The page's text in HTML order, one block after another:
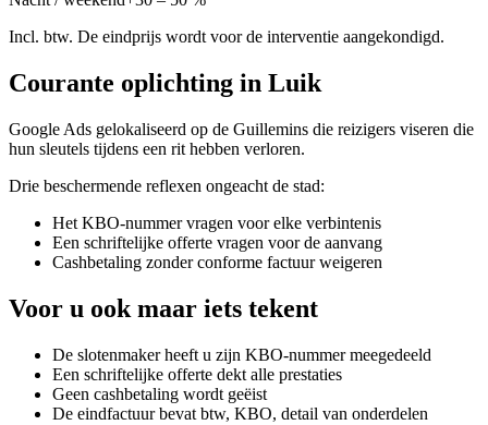
Incl. btw. De eindprijs wordt voor de interventie aangekondigd.
Courante oplichting in Luik
Google Ads gelokaliseerd op de Guillemins die reizigers viseren die
hun sleutels tijdens een rit hebben verloren.
Drie beschermende reflexen ongeacht de stad:
Het KBO-nummer vragen voor elke verbintenis
Een schriftelijke offerte vragen voor de aanvang
Cashbetaling zonder conforme factuur weigeren
Voor u ook maar iets tekent
De slotenmaker heeft u zijn KBO-nummer meegedeeld
Een schriftelijke offerte dekt alle prestaties
Geen cashbetaling wordt geëist
De eindfactuur bevat btw, KBO, detail van onderdelen